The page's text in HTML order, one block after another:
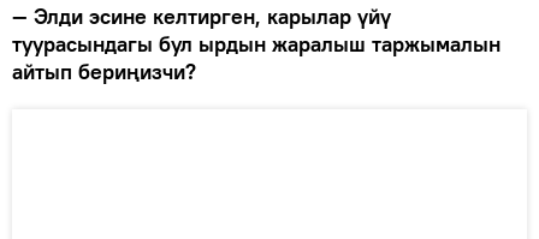
— Элди эсине келтирген, карылар үйү
туурасындагы бул ырдын жаралыш таржымалын
айтып бериңизчи?